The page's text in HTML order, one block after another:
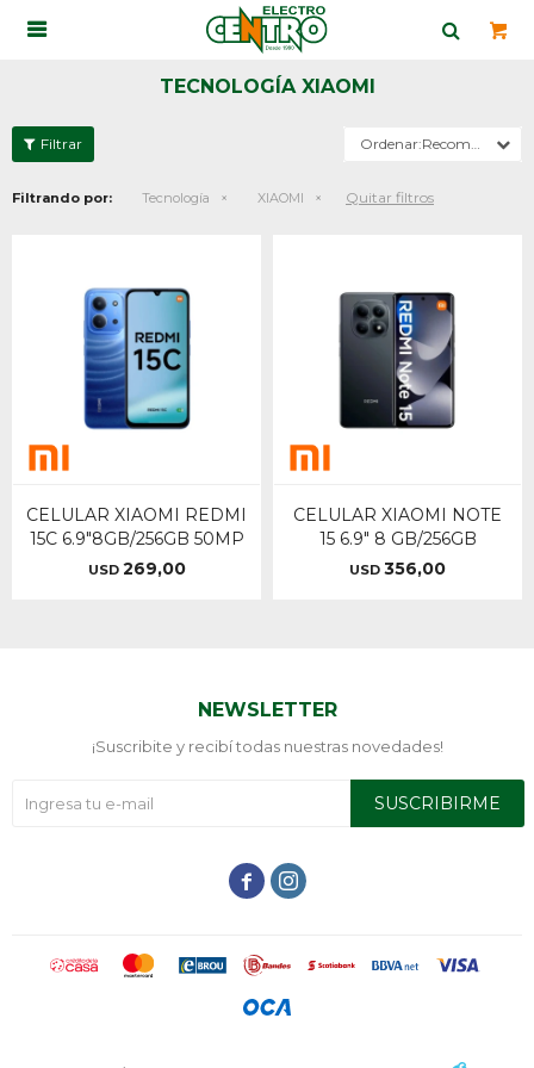

TECNOLOGÍA XIAOMI
Recomendados
Filtrando por: Tecnología XIAOMI Quitar filtros
CELULAR XIAOMI REDMI
15C 6.9"8GB/256GB 50MP
USD 269,00
CELULAR XIAOMI NOTE
15 6.9" 8 GB/256GB
USD 356,00
NEWSLETTER
¡Suscribite y recibí todas nuestras novedades!
SUSCRIBIRME
 